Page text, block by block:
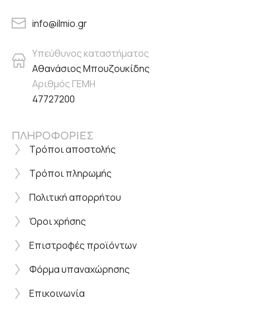
info@ilmio.gr
Υπεύθυνος καταστήματος
Αθανάσιος Μπουζουκίδης
Αριθμός ΓΕΜΗ
47727200
ΠΛΗΡΟΦΟΡΙΕΣ
Τρόποι αποστολής
Τρόποι πληρωμής
Πολιτική απορρήτου
Όροι χρήσης
Επιστροφές προϊόντων
Φόρμα υπαναχώρησης
Επικοινωνία